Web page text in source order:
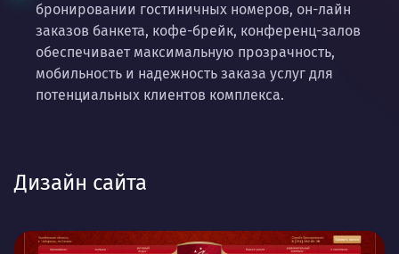
бронировании гостиничных номеров, он-лайн
заказов банкета, кофе-брейк, конференц-залов
обеспечивает максимальную прозрачность,
мобильность и надежность заказа услуг для
потенциальных клиентов комплекса.
Дизайн сайта